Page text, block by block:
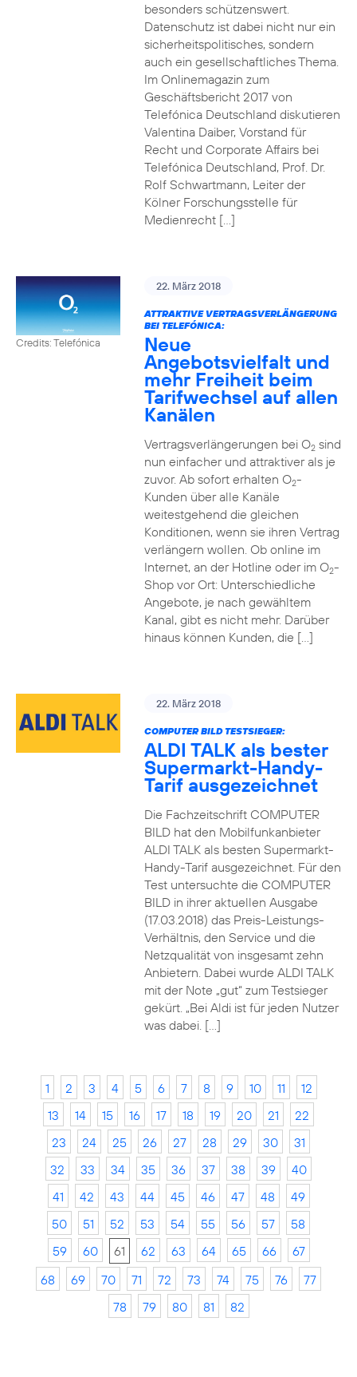
besonders schützenswert.
Datenschutz ist dabei nicht nur ein
sicherheitspolitisches, sondern
auch ein gesellschaftliches Thema.
Im Onlinemagazin zum
Geschäftsbericht 2017 von
Telefónica Deutschland diskutieren
Valentina Daiber, Vorstand für
Recht und Corporate Affairs bei
Telefónica Deutschland, Prof. Dr.
Rolf Schwartmann, Leiter der
Kölner Forschungsstelle für
Medienrecht […]
Credits: Telefónica
22. März 2018
ATTRAKTIVE VERTRAGSVERLÄNGERUNG
BEI TELEFÓNICA:
Neue
Angebotsvielfalt und
mehr Freiheit beim
Tarifwechsel auf allen
Kanälen
Vertragsverlängerungen bei O2sind
nun einfacher und attraktiver als je
zuvor. Ab sofort erhalten O2-
Kunden über alle Kanäle
weitestgehend die gleichen
Konditionen, wenn sie ihren Vertrag
verlängern wollen. Ob online im
Internet, an der Hotline oder im O2-
Shop vor Ort: Unterschiedliche
Angebote, je nach gewähltem
Kanal, gibt es nicht mehr. Darüber
hinaus können Kunden, die […]
22. März 2018
COMPUTER BILD TESTSIEGER:
ALDI TALK als bester
Supermarkt-Handy-
Tarif ausgezeichnet
Die Fachzeitschrift COMPUTER
BILD hat den Mobilfunkanbieter
ALDI TALK als besten Supermarkt-
Handy-Tarif ausgezeichnet. Für den
Test untersuchte die COMPUTER
BILD in ihrer aktuellen Ausgabe
(17.03.2018) das Preis-Leistungs-
Verhältnis, den Service und die
Netzqualität von insgesamt zehn
Anbietern. Dabei wurde ALDI TALK
mit der Note „gut“ zum Testsieger
gekürt. „Bei Aldi ist für jeden Nutzer
was dabei. […]
1 2 3 4 5 6 7 8 9 10 11
12
13
14 15 16 17 18 19 20 21
22
23
24 25 26 27 28 29 30
31
32
33 34 35 36 37 38 39
40
41
42 43 44 45 46 47 48
49
50
51 52 53 54 55 56 57
58
59
60 61 62 63 64 65 66
67
68
69 70 71 72 73 74 75 76
77
78
79 80 81 82